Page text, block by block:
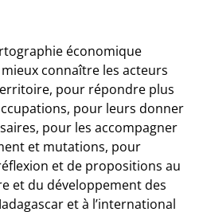
économique
connaître les acteurs
pour répondre plus
pour leurs donner
pour les accompagner
et mutations, pour
et de propositions au
et du développement des
et à l’international